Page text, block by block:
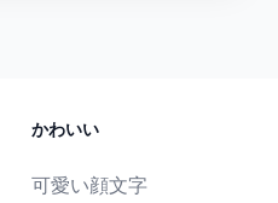
かわいい
可愛い顔文字